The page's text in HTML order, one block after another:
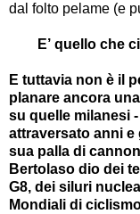
dal folto pelame (e
E’ quello che
E tuttavia non è il
planare ancora
su quelle milanesi
attraversato anni
sua palla di
Bertolaso dio dei
G8, dei siluri
Mondiali di